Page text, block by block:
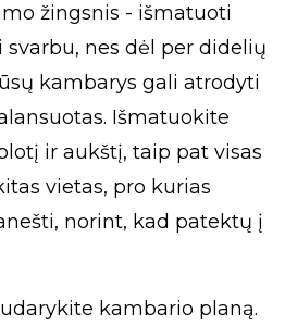
žingsnis - išmatuoti
svarbu, nes dėl per didelių
kambarys gali atrodyti
Išmatuokite
ir aukštį, taip pat visas
vietas, pro kurias
norint, kad patektų į
kambario planą.